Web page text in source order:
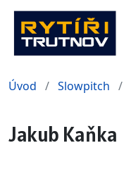
Úvod Slowpitch
Jakub Kaňka